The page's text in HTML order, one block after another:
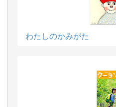
わたしのかみがた